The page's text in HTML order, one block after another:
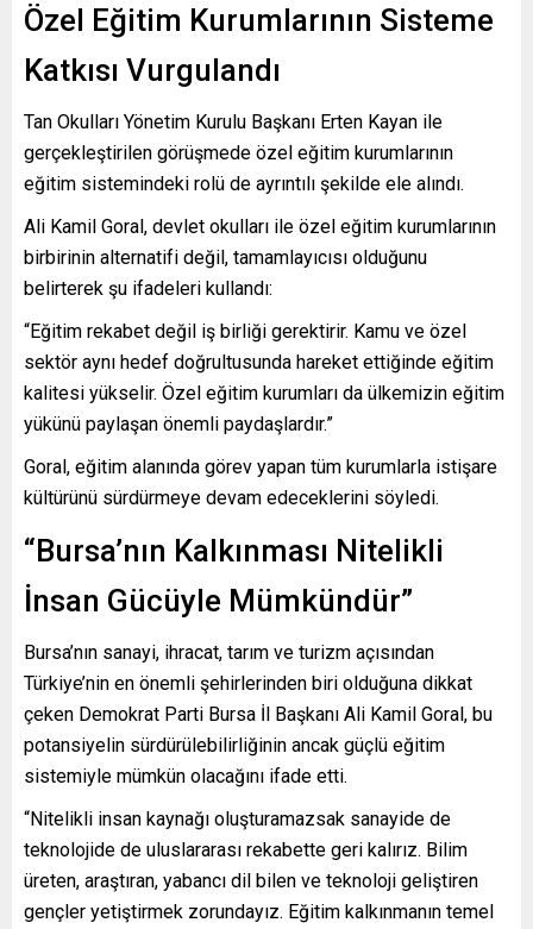
Özel Eğitim Kurumlarının Sisteme
Katkısı Vurgulandı
Tan Okulları Yönetim Kurulu Başkanı Erten Kayan ile
gerçekleştirilen görüşmede özel eğitim kurumlarının
eğitim sistemindeki rolü de ayrıntılı şekilde ele alındı.
Ali Kamil Goral, devlet okulları ile özel eğitim kurumlarının
birbirinin alternatifi değil, tamamlayıcısı olduğunu
belirterek şu ifadeleri kullandı:
“Eğitim rekabet değil iş birliği gerektirir. Kamu ve özel
sektör aynı hedef doğrultusunda hareket ettiğinde eğitim
kalitesi yükselir. Özel eğitim kurumları da ülkemizin eğitim
yükünü paylaşan önemli paydaşlardır.”
Goral, eğitim alanında görev yapan tüm kurumlarla istişare
kültürünü sürdürmeye devam edeceklerini söyledi.
“Bursa’nın Kalkınması Nitelikli
İnsan Gücüyle Mümkündür”
Bursa’nın sanayi, ihracat, tarım ve turizm açısından
Türkiye’nin en önemli şehirlerinden biri olduğuna dikkat
çeken Demokrat Parti Bursa İl Başkanı Ali Kamil Goral, bu
potansiyelin sürdürülebilirliğinin ancak güçlü eğitim
sistemiyle mümkün olacağını ifade etti.
“Nitelikli insan kaynağı oluşturamazsak sanayide de
teknolojide de uluslararası rekabette geri kalırız. Bilim
üreten, araştıran, yabancı dil bilen ve teknoloji geliştiren
gençler yetiştirmek zorundayız. Eğitim kalkınmanın temel